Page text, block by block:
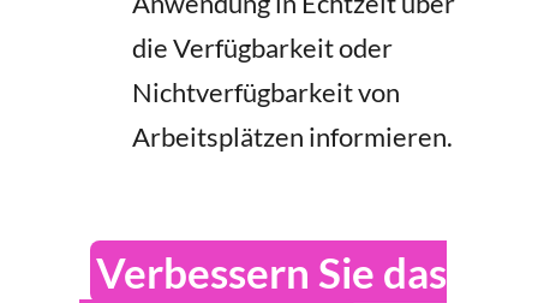
die Verfügbarkeit oder
Nichtverfügbarkeit von
Arbeitsplätzen informieren.
Verbessern Sie das